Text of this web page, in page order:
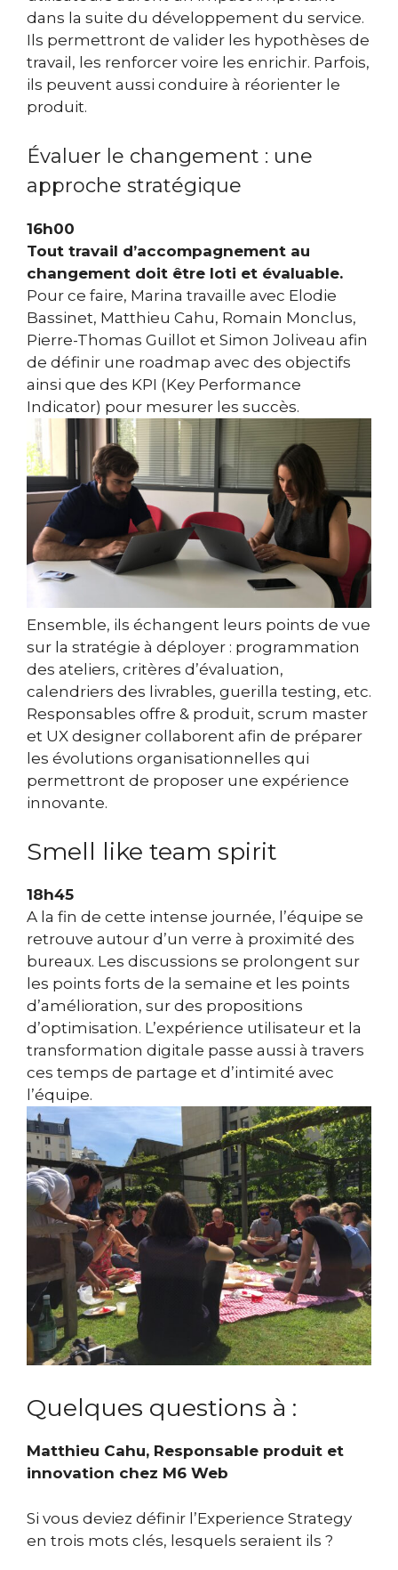
dans la suite du développement du service.
Ils permettront de valider les hypothèses de
travail, les renforcer voire les enrichir. Parfois,
ils peuvent aussi conduire à réorienter le
produit.
Évaluer le changement : une
approche stratégique
16h00
Tout travail d’accompagnement au
changement doit être loti et évaluable.
Pour ce faire, Marina travaille avec Elodie
Bassinet, Matthieu Cahu, Romain Monclus,
Pierre-Thomas Guillot et Simon Joliveau afin
de définir une roadmap avec des objectifs
ainsi que des KPI (Key Performance
Indicator) pour mesurer les succès.
Ensemble, ils échangent leurs points de vue
sur la stratégie à déployer : programmation
des ateliers, critères d’évaluation,
calendriers des livrables, guerilla testing, etc.
Responsables offre & produit, scrum master
et UX designer collaborent afin de préparer
les évolutions organisationnelles qui
permettront de proposer une expérience
innovante.
Smell like team spirit
18h45
A la fin de cette intense journée, l’équipe se
retrouve autour d’un verre à proximité des
bureaux. Les discussions se prolongent sur
les points forts de la semaine et les points
d’amélioration, sur des propositions
d’optimisation. L’expérience utilisateur et la
transformation digitale passe aussi à travers
ces temps de partage et d’intimité avec
l’équipe.
Quelques questions à :
Matthieu Cahu, Responsable produit et
innovation chez M6 Web
Si vous deviez définir l’Experience Strategy
en trois mots clés, lesquels seraient ils ?